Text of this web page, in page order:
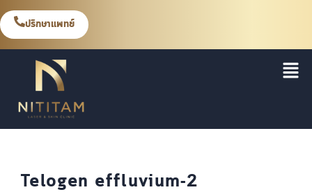
ปรึกษาแพทย์
Telogen effluvium-2